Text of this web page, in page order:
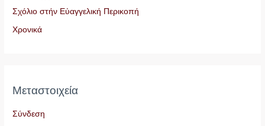
Σχόλιο στήν Εὐαγγελική Περικοπή
Χρονικά
Μεταστοιχεία
Σύνδεση